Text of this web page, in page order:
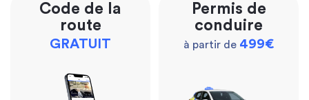
Code de la
route
GRATUIT
Permis de
conduire
à partir de 499€